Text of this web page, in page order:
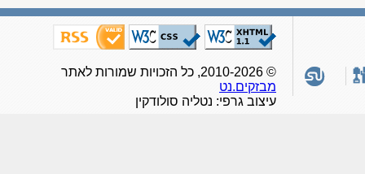
מבזקים.נט
עיצוב גרפי: נטליה סולודקין